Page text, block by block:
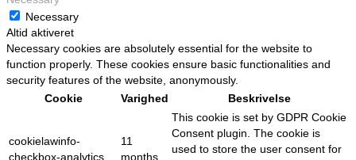
Necessary
Altid aktiveret
Necessary cookies are absolutely essential for the website to
function properly. These cookies ensure basic functionalities and
security features of the website, anonymously.
Cookie
Varighed Beskrivelse
cookielawinfo-
checkbox-analytics
11
months
This cookie is set by GDPR Cookie
Consent plugin. The cookie is
used to store the user consent for